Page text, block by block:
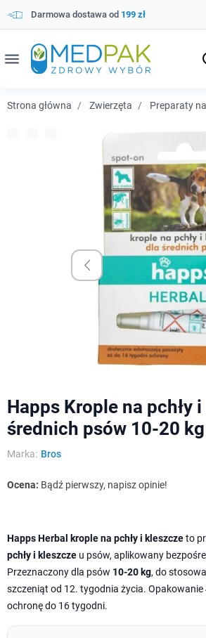
Darmowa dostawa od 199 zł
menu
Strona główna Zwierzęta Preparaty
Happs Krople na pchły
średnich psów 10-20
Marka: Bros
Ocena: Bądź pierwszy, napisz opinie!
Happs Herbal krople na pchły i kleszczeto
pchły i kleszcze u psów, aplikowany
Przeznaczony dla psów 10-20 kg, do
szczeniąt od 12. tygodnia życia.
ochronę do 16 tygodni.